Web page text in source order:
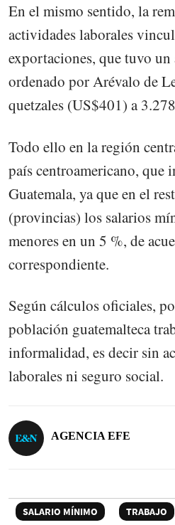
En el mismo sentido, la
actividades laborales
exportaciones, que tuvo
ordenado por Arévalo de
quetzales (US$401) a
Todo ello en la región
país centroamericano, que
Guatemala, ya que en el
(provincias) los salarios
menores en un 5 %, de
correspondiente.
Según cálculos oficiales,
población guatemalteca
informalidad, es decir sin
laborales ni seguro social.
AGENCIA EFE
SALARIO MÍNIMO TRABAJO